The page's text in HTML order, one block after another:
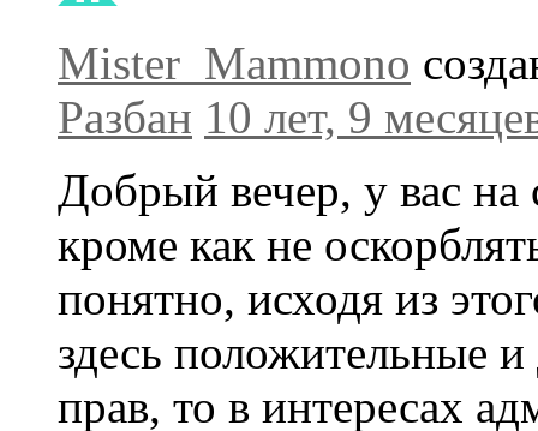
Mister_Mammono
Разбан 10 лет, 9
Добрый вечер, у вас на
кроме как не
понятно, исходя из
здесь положительные
прав, то в интересах